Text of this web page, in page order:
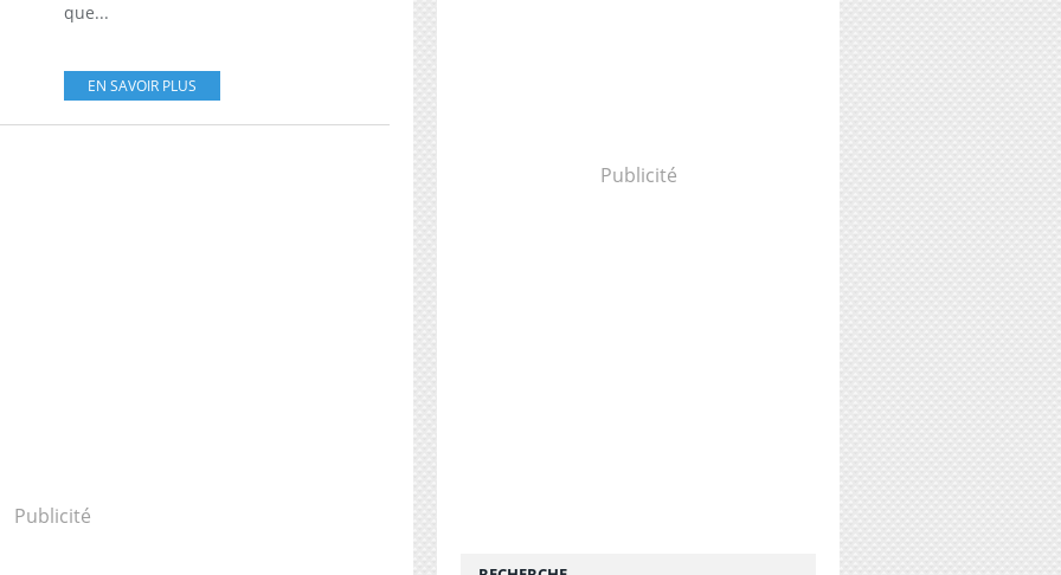
que...
EN SAVOIR PLUS
Publicité
Publicité